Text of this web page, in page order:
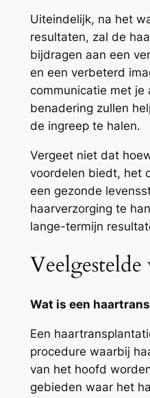
Uiteindelijk, na het
resultaten, zal de
bijdragen aan een
en een verbeterd
communicatie met je
benadering zullen
de ingreep te halen.
Vergeet niet dat
voordelen biedt, het
een gezonde
haarverzorging te
lange-termijn
Veelgestelde
Wat is een
Een
procedure waarbij
van het hoofd
gebieden waar het